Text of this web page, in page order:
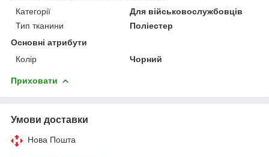
Категорії
Для військовослужбовців
Тип тканини
Поліестер
Основні атрибути
Колір
Чорний
Приховати
Умови доставки
Нова Пошта